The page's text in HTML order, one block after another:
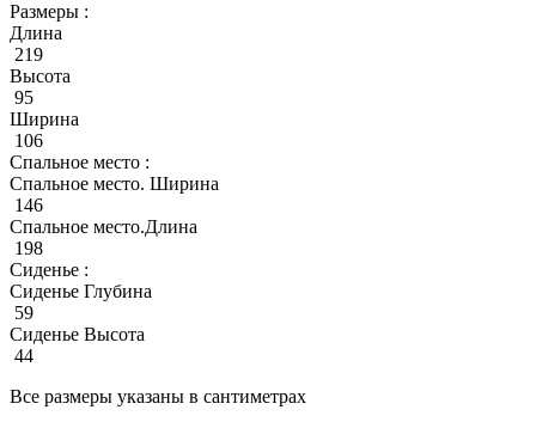
Размеры :
Длина
219
Высота
95
Ширина
106
Спальное место :
Спальное место. Ширина
146
Спальное место.Длина
198
Сиденье :
Сиденье Глубина
59
Сиденье Высота
44
Все размеры указаны в сантиметрах